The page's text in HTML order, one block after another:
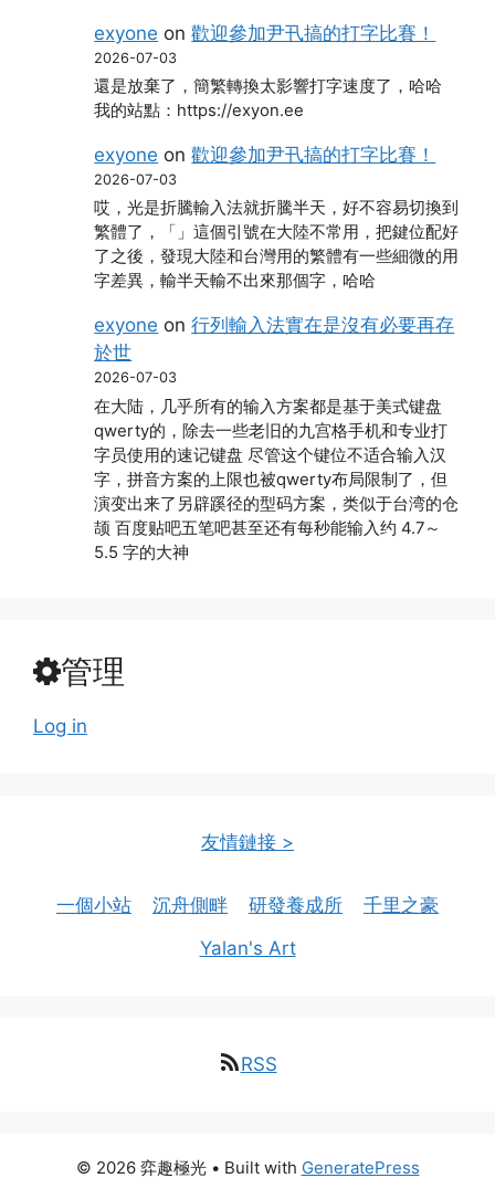
exyone on歡迎參加尹卂搞的打字比賽！
2026-07-03
還是放棄了，簡繁轉換太影響打字速度了，哈哈
我的站點：https://exyon.ee
exyone on歡迎參加尹卂搞的打字比賽！
2026-07-03
哎，光是折騰輸入法就折騰半天，好不容易切換到
繁體了，「」這個引號在大陸不常用，把鍵位配好
了之後，發現大陸和台灣用的繁體有一些細微的用
字差異，輸半天輸不出來那個字，哈哈
exyone on行列輸入法實在是沒有必要再存
於世
2026-07-03
在大陆，几乎所有的输入方案都是基于美式键盘
qwerty的，除去一些老旧的九宫格手机和专业打
字员使用的速记键盘 尽管这个键位不适合输入汉
字，拼音方案的上限也被qwerty布局限制了，但
演变出来了另辟蹊径的型码方案，类似于台湾的仓
颉 百度贴吧五笔吧甚至还有每秒能输入约 4.7～
5.5 字的大神
管理
Log in
友情鏈接 >
一個小站 沉舟側畔 研發養成所
千里之豪
Yalan's Art
RSS
© 2026 弈趣極光• Built with GeneratePress